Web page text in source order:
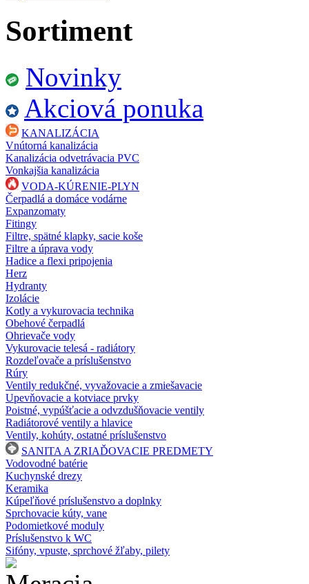
Sortiment
Novinky
Akciová ponuka
KANALIZÁCIA
Vnútorná kanalizácia
Kanalizácia odvetrávacia PVC
Vonkajšia kanalizácia
VODA-KÚRENIE-PLYN
Čerpadlá a domáce vodárne
Expanzomaty
Fitingy
Filtre, spätné klapky, sacie koše
Filtre a úprava vody
Hadice a flexi pripojenia
Herz
Hydranty
Izolácie
Kotly a vykurovacia technika
Obehové čerpadlá
Ohrievače vody
Vykurovacie telesá - radiátory
Rozdeľovače a príslušenstvo
Rúry
Ventily redukčné, vyvažovacie a zmiešavacie
Upevňovacie a kotviace prvky
Poistné, vypúšťacie a odvzdušňovacie ventily
Radiátorové ventily a hlavice
Ventily, kohúty, ostatné príslušenstvo
SANITA A ZRIAĎOVACIE PREDMETY
Vodovodné batérie
Kuchynské drezy
Keramika
Kúpeľňové príslušenstvo a doplnky
Sprchovacie kúty, vane
Podomietkové moduly
Príslušenstvo k WC
Sifóny, vpuste, sprchové žľaby, pilety